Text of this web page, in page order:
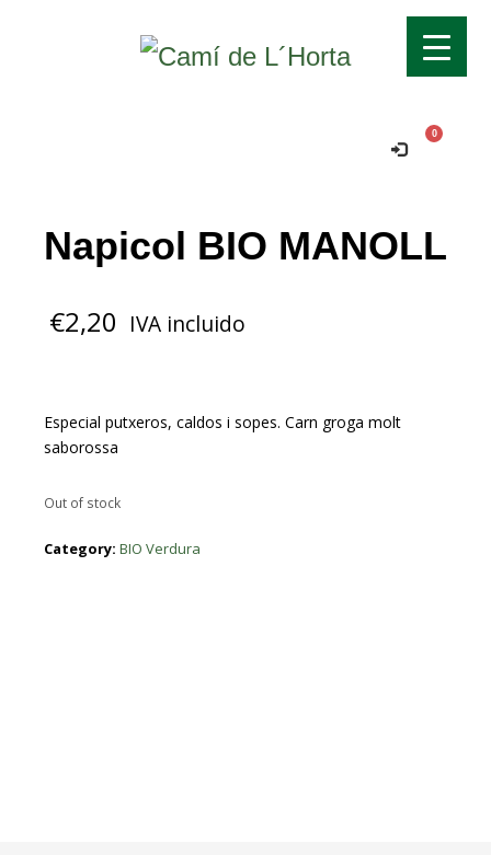
Napicol BIO MANOLL
€2,20 IVA incluido
Especial putxeros, caldos i sopes. Carn groga molt
saborossa
Out of stock
Category: BIO Verdura
Comanda mínima per a domicili 15€.
Ok!